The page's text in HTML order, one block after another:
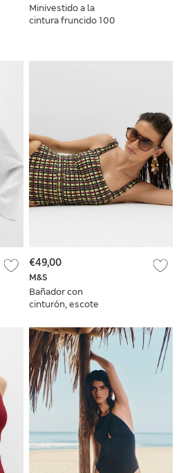
Minivestido a la
cintura fruncido 100
M&S
Bañador con
cinturón, escote
relleno y estampado
€49,00